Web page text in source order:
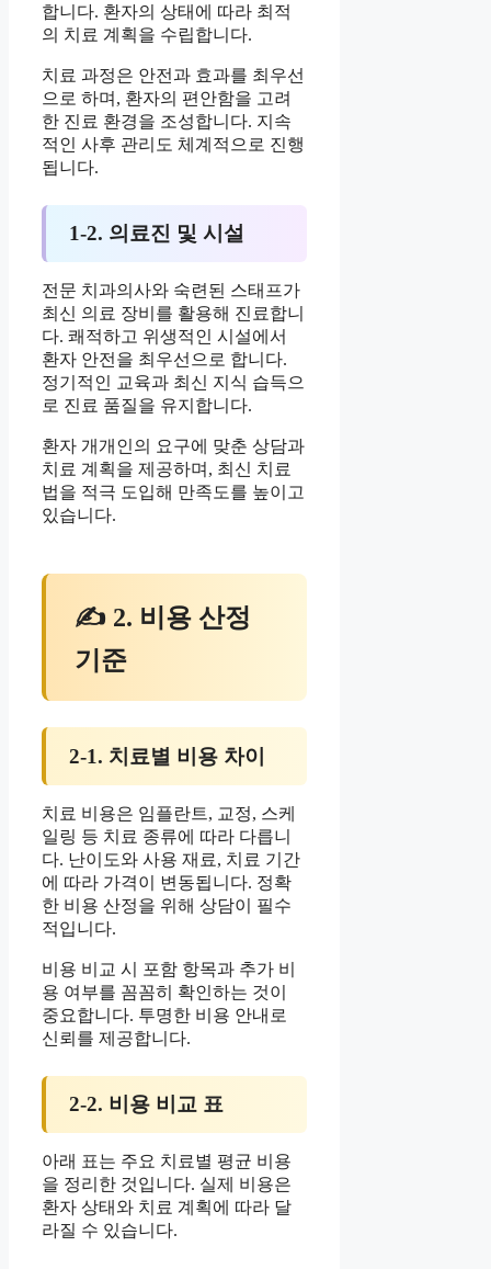
합니다. 환자의 상태에 따라 최적
의 치료 계획을 수립합니다.
치료 과정은 안전과 효과를 최우선
으로 하며, 환자의 편안함을 고려
한 진료 환경을 조성합니다. 지속
적인 사후 관리도 체계적으로 진행
됩니다.
1-2. 의료진 및 시설
전문 치과의사와 숙련된 스태프가
최신 의료 장비를 활용해 진료합니
다. 쾌적하고 위생적인 시설에서
환자 안전을 최우선으로 합니다.
정기적인 교육과 최신 지식 습득으
로 진료 품질을 유지합니다.
환자 개개인의 요구에 맞춘 상담과
치료 계획을 제공하며, 최신 치료
법을 적극 도입해 만족도를 높이고
있습니다.
✍ 2. 비용 산정
기준
2-1. 치료별 비용 차이
치료 비용은 임플란트, 교정, 스케
일링 등 치료 종류에 따라 다릅니
다. 난이도와 사용 재료, 치료 기간
에 따라 가격이 변동됩니다. 정확
한 비용 산정을 위해 상담이 필수
적입니다.
비용 비교 시 포함 항목과 추가 비
용 여부를 꼼꼼히 확인하는 것이
중요합니다. 투명한 비용 안내로
신뢰를 제공합니다.
2-2. 비용 비교 표
아래 표는 주요 치료별 평균 비용
을 정리한 것입니다. 실제 비용은
환자 상태와 치료 계획에 따라 달
라질 수 있습니다.